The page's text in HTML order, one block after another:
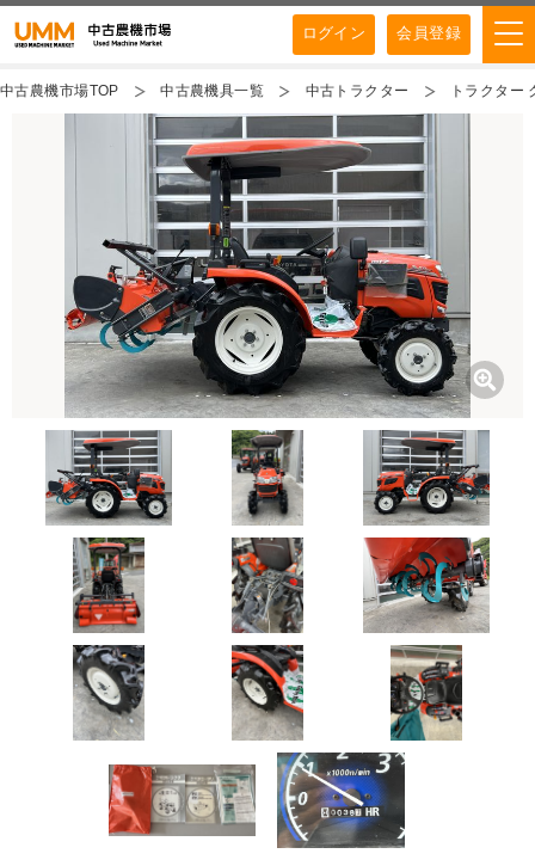
ログイン 会員登録
中古農機市場TOP 中古農機具一覧 中古トラクター トラクター